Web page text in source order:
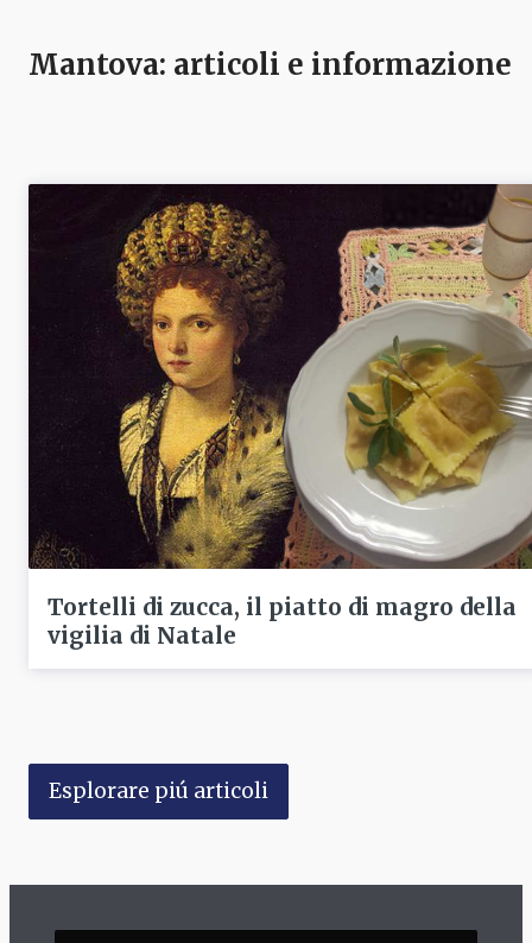
Mantova: articoli e informazione
Tortelli di zucca, il piatto di magro della
vigilia di Natale
Esplorare piú articoli